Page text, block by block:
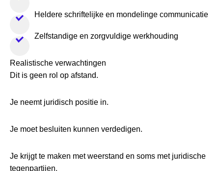
Heldere schriftelijke en mondelinge communicatie
Zelfstandige en zorgvuldige werkhouding
Realistische verwachtingen
Dit is geen rol op afstand.
Je neemt juridisch positie in.
Je moet besluiten kunnen verdedigen.
Je krijgt te maken met weerstand en soms met juridische
tegenpartijen.